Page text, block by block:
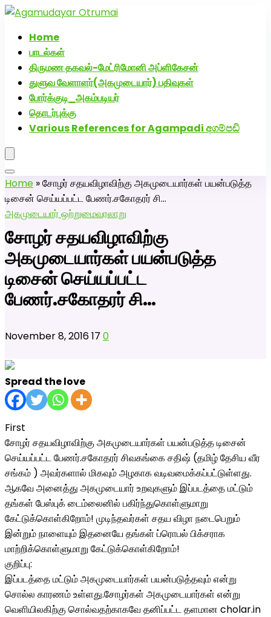
Home
பாடல்கள்
திருமண தகவல்-மேட்ரிமோனி அப்ளிகேசன்
துளுவ வேளாளர்(அகமுடையார்) பதிவுகள்
போர்க்குடி_அகம்படியர்
தொடர்புக்கு
Various References for Agampadi අගම්පඩි
Home »சோழர் சதயவிழாவிற்கு அகமுடையார்கள் பயன்படுத்த
டிசைன் செய்யப்பட்ட பேணர்.சகோதரர் சி…
அகமுடையார் ஒற்றுமைவரலாறு
சோழர் சதயவிழாவிற்கு
அகமுடையார்கள் பயன்படுத்த
டிசைன் செய்யப்பட்ட
பேணர்.சகோதரர் சி…
November 8, 201617 0
Spread the love
First
சோழர் சதயவிழாவிற்கு அகமுடையார்கள் பயன்படுத்த டிசைன்
செய்யப்பட்ட பேணர்.சகோதரர் சிவகங்கை சதிஷ் (தமிழ் தேசிய வீர
சங்கம் ) அவர்களால் மிகவும் அழகாக வடிவமைக்கப்பட்டுள்ளது.
ஆகவே அனைத்து அகமுடையார் உறவுகளும் இப்படத்தை மட்டும்
தங்கள் பேஸ்புக் டைம்லைனில் பகிர்ந்துகொள்ளுமாறு
கேட்டுக்கொள்கிறோம்! முடிந்தவர்கள் சதய விழா நடைபெறும்
இன்றும் நாளையும் இதனையே தங்கள் ப்ரொபல் பிக்சராக
மாற்றிக்கொள்ளுமாறு கேட்டுக்கொள்கிறோம்!
குறிப்பு:
இப்படத்தை மட்டும் அகமுடையார்கள் பயன்படுத்தவும் என்று
சொல்ல காரணம் உள்ளது.சோழர்கள் அகமுடையார்கள் என்று
வெளியிலகிற்கு சொல்வதற்காகவே தனிப்பட்ட தளமான cholar.in
அகமுடையார் திருமண வரன்களுக்கு அகமுடையார்மேட்ரி-